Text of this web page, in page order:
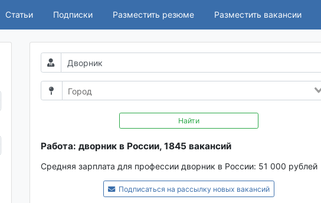
Статьи Подписки Разместить резюме Разместить вакансии
Найти
Работа: дворник в России, 1845 вакансий
Средняя зарплата для профессии дворник в России: 51 000 рублей
Подписаться на рассылку новых вакансий